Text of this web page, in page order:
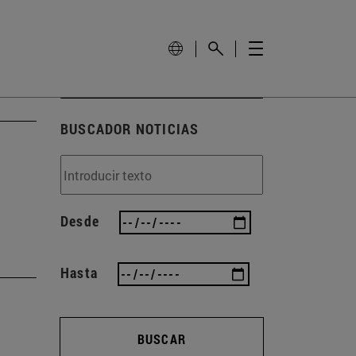
BUSCADOR NOTICIAS
Desde
Hasta
BUSCAR